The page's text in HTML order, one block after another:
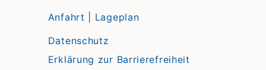
Anfahrt | Lageplan
Datenschutz
Erklärung zur Barrierefreiheit